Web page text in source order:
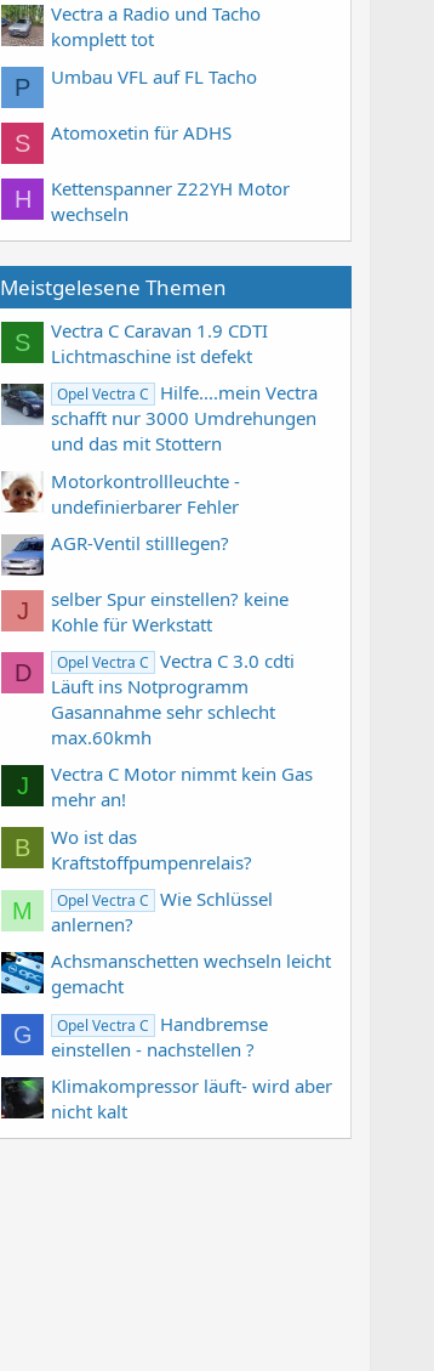
Vectra a Radio und Tacho
komplett tot
P Umbau VFL auf FL Tacho
S Atomoxetin für ADHS
H
Kettenspanner Z22YH Motor
wechseln
Meistgelesene Themen
S
Vectra C Caravan 1.9 CDTI
Lichtmaschine ist defekt
Opel Vectra C
Hilfe....mein Vectra
schafft nur 3000 Umdrehungen
und das mit Stottern
Motorkontrollleuchte -
undefinierbarer Fehler
AGR-Ventil stilllegen?
J
selber Spur einstellen? keine
Kohle für Werkstatt
D Opel Vectra C
Vectra C 3.0 cdti
Läuft ins Notprogramm
Gasannahme sehr schlecht
max.60kmh
J
Vectra C Motor nimmt kein Gas
mehr an!
B
Wo ist das
Kraftstoffpumpenrelais?
M Opel Vectra C
Wie Schlüssel
anlernen?
Achsmanschetten wechseln leicht
gemacht
G Opel Vectra C
Handbremse
einstellen - nachstellen ?
Klimakompressor läuft- wird aber
nicht kalt